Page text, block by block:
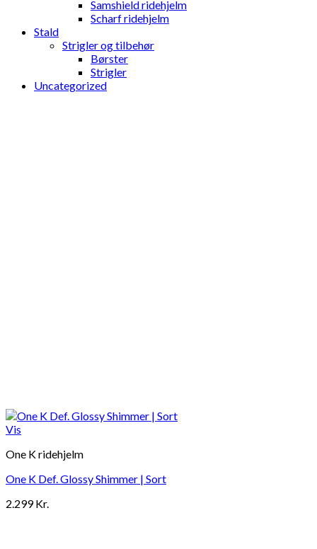
Samshield ridehjelm
Scharf ridehjelm
Stald
Strigler og tilbehør
Børster
Strigler
Uncategorized
Vis
One K ridehjelm
One K Def. Glossy Shimmer | Sort
2.299Kr.